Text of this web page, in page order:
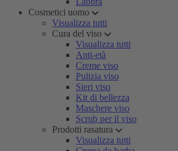
Cosmetici uomo
Visualizza tutti
Cura del viso
Visualizza tutti
Anti-età
Creme viso
Pulizia viso
Sieri viso
Kit di bellezza
Maschere viso
Scrub per il viso
Prodotti rasatura
Visualizza tutti